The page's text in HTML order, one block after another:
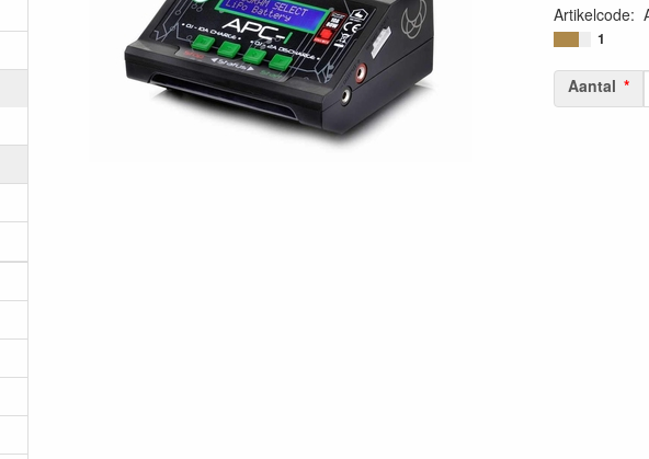
Artikelcode:
1
Aantal